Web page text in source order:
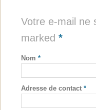
Votre e-mail ne
marked *
Nom *
Adresse de contact *